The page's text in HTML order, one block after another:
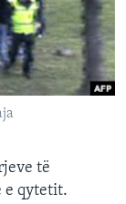
të
e qytetit.